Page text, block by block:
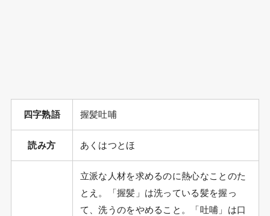
四字熟語 握髪吐哺
読み方 あくはつとほ
立派な人材を求めるのに熱心なことのた
とえ。「握髪」は洗っている髪を握っ
て、洗うのをやめること。「吐哺」は口